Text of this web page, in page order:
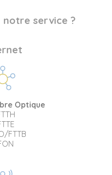
notre service ?
Optique
FTTB